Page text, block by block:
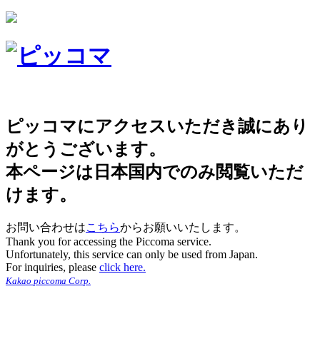
ピッコマにアクセスいただき誠にあり
がとうございます。
本ページは日本国内でのみ閲覧いただ
けます。
お問い合わせはこちらからお願いいたします。
Thank you for accessing the Piccoma service.
Unfortunately, this service can only be used from Japan.
For inquiries, please click here.
Kakao piccoma Corp.